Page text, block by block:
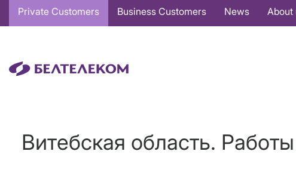
Основная
навигация
Private Customers Business Customers News About
Витебская область.